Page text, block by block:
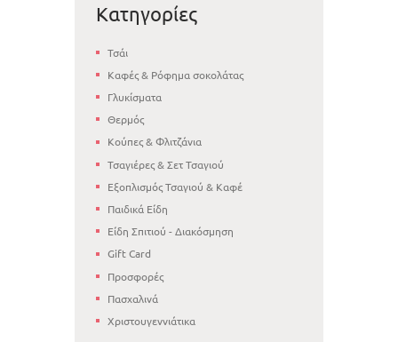
Κατηγορίες
Τσάι
Καφές & Ρόφημα σοκολάτας
Γλυκίσματα
Θερμός
Κούπες & Φλιτζάνια
Τσαγιέρες & Σετ Τσαγιού
Εξοπλισμός Τσαγιού & Καφέ
Παιδικά Είδη
Είδη Σπιτιού - Διακόσμηση
Gift Card
Προσφορές
Πασχαλινά
Χριστουγεννιάτικα